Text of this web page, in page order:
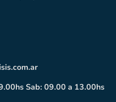
Sab: 09.00 a 13.00hs